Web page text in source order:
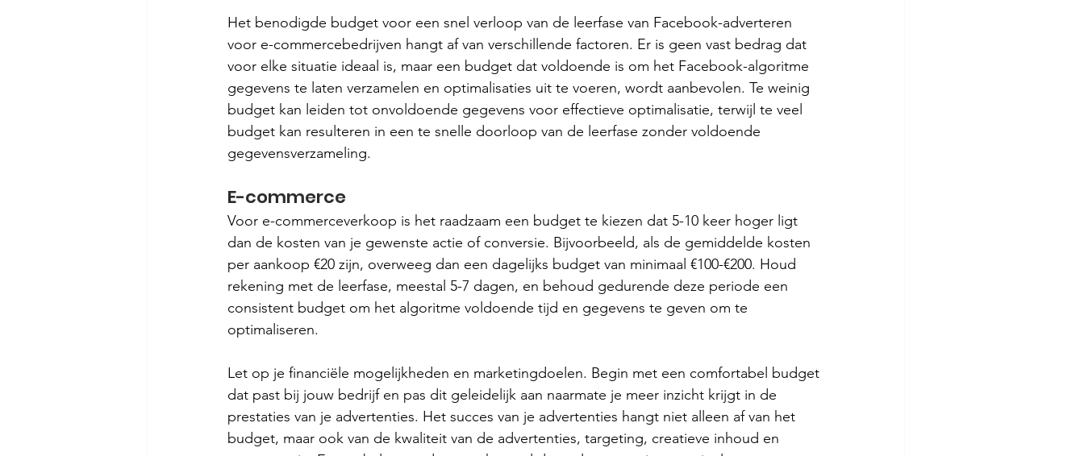
Het benodigde budget voor een snel verloop van de leerfase van Facebook-adverteren
voor e-commercebedrijven hangt af van verschillende factoren. Er is geen vast bedrag dat
voor elke situatie ideaal is, maar een budget dat voldoende is om het Facebook-algoritme
gegevens te laten verzamelen en optimalisaties uit te voeren, wordt aanbevolen. Te weinig
budget kan leiden tot onvoldoende gegevens voor effectieve optimalisatie, terwijl te veel
budget kan resulteren in een te snelle doorloop van de leerfase zonder voldoende
gegevensverzameling.
E-commerce
Voor e-commerceverkoop is het raadzaam een budget te kiezen dat 5-10 keer hoger ligt
dan de kosten van je gewenste actie of conversie. Bijvoorbeeld, als de gemiddelde kosten
per aankoop €20 zijn, overweeg dan een dagelijks budget van minimaal €100-€200. Houd
rekening met de leerfase, meestal 5-7 dagen, en behoud gedurende deze periode een
consistent budget om het algoritme voldoende tijd en gegevens te geven om te
optimaliseren.
Let op je financiële mogelijkheden en marketingdoelen. Begin met een comfortabel budget
dat past bij jouw bedrijf en pas dit geleidelijk aan naarmate je meer inzicht krijgt in de
prestaties van je advertenties. Het succes van je advertenties hangt niet alleen af van het
budget, maar ook van de kwaliteit van de advertenties, targeting, creatieve inhoud en